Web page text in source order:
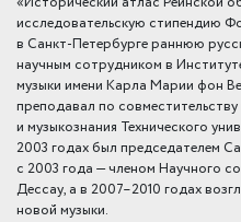
исследовательскую стипендию
в Санкт-­Петер­бур­ге раннюю
на­­уч­ным сотрудником в
музыки име­­ни Карла Марии фон
преподавал по
и музыкознания Техни­че­ского
2003 годах был предсе­да­телем
с 2003 года — членом Научно­го
Дессау, а в 2007–2010 го­дах
новой музыки.